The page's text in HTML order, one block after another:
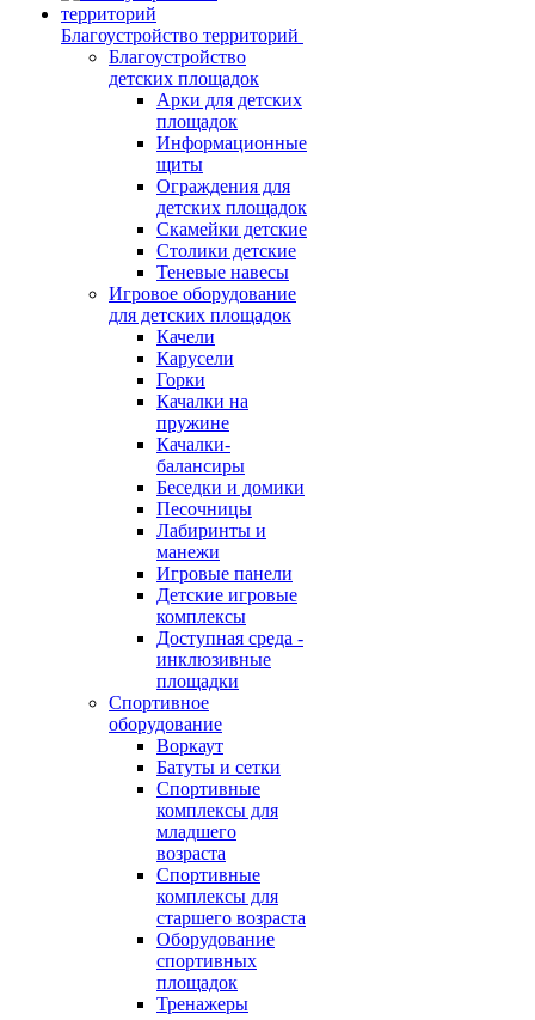
Благоустройство территорий
Благоустройство
детских площадок
Арки для детских
площадок
Информационные
щиты
Ограждения для
детских площадок
Скамейки детские
Столики детские
Теневые навесы
Игровое оборудование
для детских площадок
Качели
Карусели
Горки
Качалки на
пружине
Качалки-
балансиры
Беседки и домики
Песочницы
Лабиринты и
манежи
Игровые панели
Детские игровые
комплексы
Доступная среда -
инклюзивные
площадки
Спортивное
оборудование
Воркаут
Батуты и сетки
Спортивные
комплексы для
младшего
возраста
Спортивные
комплексы для
старшего возраста
Оборудование
спортивных
площадок
Тренажеры